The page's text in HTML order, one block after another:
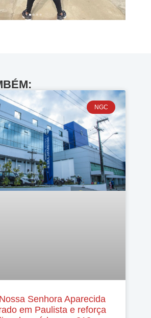
NGC
Senhora Aparecida
em Paulista e reforça